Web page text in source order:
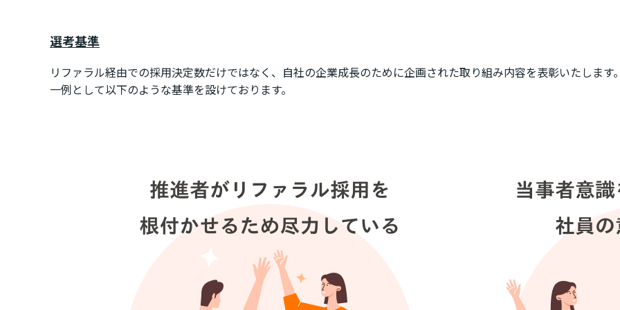
選考基準
リファラル経由での採用決定数だけではなく、自社の企業成長のために企画された取り組み内容を表彰いたします
一例として以下のような基準を設けております。